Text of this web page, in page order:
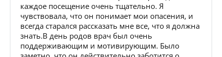
каждое посещение очень тщательно. Я
чувствовала, что он понимает мои опасения, и
всегда старался рассказать мне все, что я должна
знать.В день родов врач был очень
поддерживающим и мотивирующим. Было